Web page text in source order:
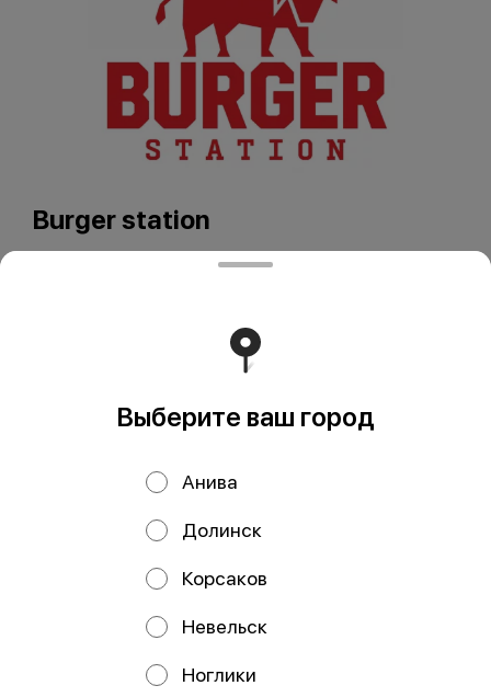
Burger station
ООО "МЕГАБЕРЕЗКА.КОМ" Юридический адрес:
693005, Сахалинская область, г. Южно-Сахалинск, ул.
ОГРН 1196501005799 Расчетный счет
40702810350340004382 ДАЛЬНЕВОСТОЧНЫЙ БАНК
30101810600000000608
Политика конфиденциальности
Выберите ваш город
Анива
Долинск
Корсаков
Невельск
Ноглики